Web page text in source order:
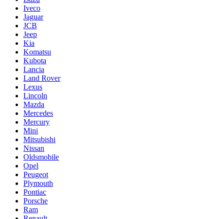
Iveco
Jaguar
JCB
Jeep
Kia
Komatsu
Kubota
Lancia
Land Rover
Lexus
Lincoln
Mazda
Mercedes
Mercury
Mini
Mitsubishi
Nissan
Oldsmobile
Opel
Peugeot
Plymouth
Pontiac
Porsche
Ram